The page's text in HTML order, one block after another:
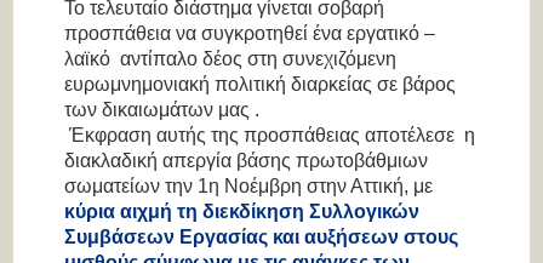
Το τελευταίο διάστημα γίνεται σοβαρή
προσπάθεια να συγκροτηθεί ένα εργατικό –
λαϊκό αντίπαλο δέος στη συνεχιζόμενη
ευρωμνημονιακή πολιτική διαρκείας σε βάρος
των δικαιωμάτων μας .
Έκφραση αυτής της προσπάθειας αποτέλεσε η
διακλαδική απεργία βάσης πρωτοβάθμιων
σωματείων την 1η Νοέμβρη στην Αττική, με
κύρια αιχμή τη διεκδίκηση Συλλογικών
Συμβάσεων Εργασίας και αυξήσεων στους